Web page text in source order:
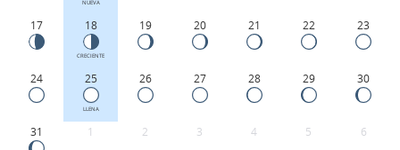
NUEVA
17 18
CRECIENTE
19 20 21 22 23
24 25
LLENA
26 27 28 29 30
31 1 2 3 4 5 6